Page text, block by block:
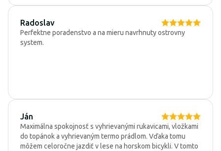
Radoslav
Perfektne poradenstvo a na mieru navrhnuty ostrovny
system.
Ján
Maximálna spokojnosť s vyhrievanými rukavicami, vložkami
do topánok a vyhrievaným termo prádlom. Vďaka tomu
môžem celoročne jazdiť v lese na horskom bicykli. V tomto